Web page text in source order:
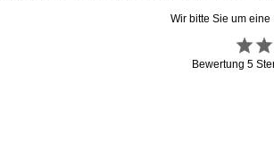
Wir bitte Sie um
Bewertung5